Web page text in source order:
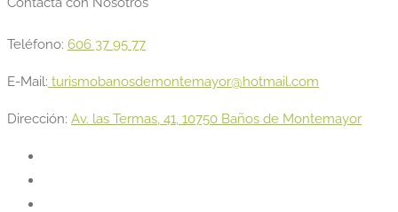
Teléfono: 606 37 95 77
E-Mail: turismobanosdemontemayor@hotmail.com
Dirección: Av. las Termas, 41, 10750 Baños de Montemayor